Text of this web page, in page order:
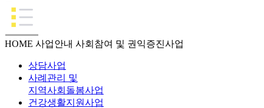
HOME 사업안내 사회참여 및 권익증진사업
상담사업
사례관리 및
지역사회돌봄사업
건강생활지원사업